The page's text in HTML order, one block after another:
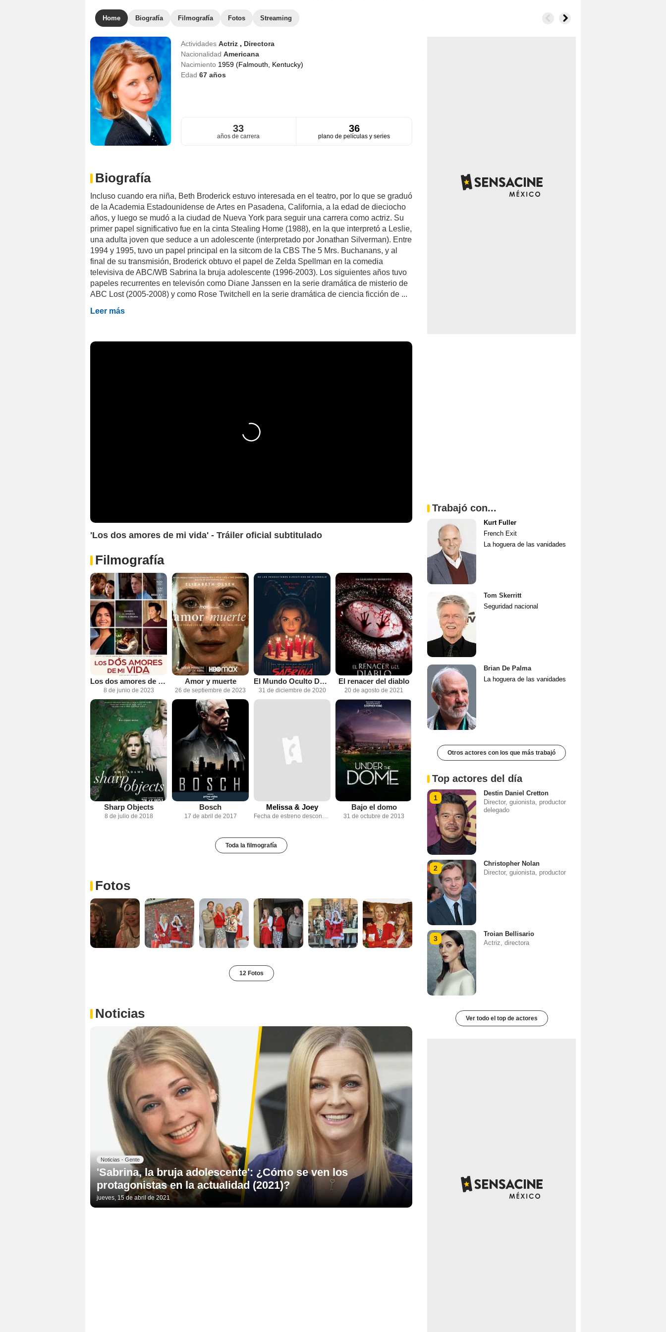
Home Biografía Filmografía Fotos Streaming
Actividades Actriz , Directora
Nacionalidad Americana
Nacimiento 1959 (Falmouth, Kentucky)
Edad 67años
33
años de carrera
36
plano de películas y series
Biografía
Incluso cuando era niña, Beth Broderick estuvo interesada en el teatro, por lo que se graduó
de la Academia Estadounidense de Artes en Pasadena, California, a la edad de dieciocho
años, y luego se mudó a la ciudad de Nueva York para seguir una carrera como actriz. Su
primer papel significativo fue en la cinta Stealing Home (1988), en la que interpretó a Leslie,
una adulta joven que seduce a un adolescente (interpretado por Jonathan Silverman). Entre
1994 y 1995, tuvo un papel principal en la sitcom de la CBS The 5 Mrs. Buchanans, y al
final de su transmisión, Broderick obtuvo el papel de Zelda Spellman en la comedia
televisiva de ABC/WB Sabrina la bruja adolescente (1996-2003). Los siguientes años tuvo
papeles recurrentes en televisón como Diane Janssen en la serie dramática de misterio de
ABC Lost (2005-2008) y como Rose Twitchell en la serie dramática de ciencia ficción de ...
Leer más
'Los dos amores de mi vida' - Tráiler oficial subtitulado
Filmografía
Los dos amores de mi vida
8 de junio de 2023
Amor y muerte
26 de septiembre de 2023
El Mundo Oculto De Sabrina
31 de diciembre de 2020
El renacer del diablo
20 de agosto de 2021
Sharp Objects
8 de julio de 2018
Bosch
17 de abril de 2017
Melissa & Joey
Fecha de estreno desconocida
Bajo el domo
31 de octubre de 2013
Toda la filmografía
Fotos
12 Fotos
Noticias
Noticias - Gente
'Sabrina, la bruja adolescente': ¿Cómo se ven los
protagonistas en la actualidad (2021)?
jueves, 15 de abril de 2021
Trabajó con...
Kurt Fuller
French Exit
La hoguera de las vanidades
Tom Skerritt
Seguridad nacional
Brian De Palma
La hoguera de las vanidades
Otros actores con los que más trabajó
Top actores del día
1
Destin Daniel Cretton
Director, guionista, productor
delegado
2
Christopher Nolan
Director, guionista, productor
3
Troian Bellisario
Actriz, directora
Ver todo el top de actores